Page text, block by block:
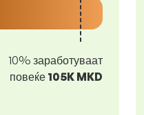
10% заработуваат
повеќе 105K MKD